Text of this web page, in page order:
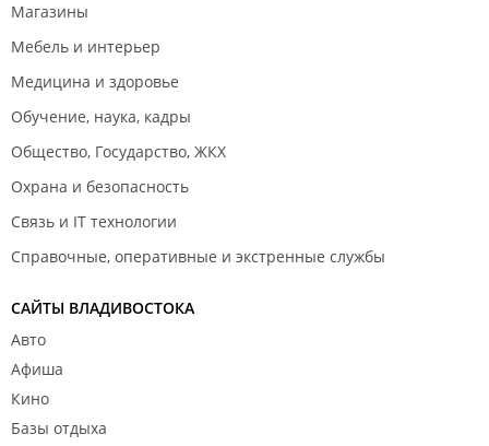
Магазины
Мебель и интерьер
Медицина и здоровье
Обучение, наука, кадры
Общество, Государство, ЖКХ
Охрана и безопасность
Связь и IT технологии
Справочные, оперативные и экстренные службы
САЙТЫ ВЛАДИВОСТОКА
Авто
Афиша
Кино
Базы отдыха